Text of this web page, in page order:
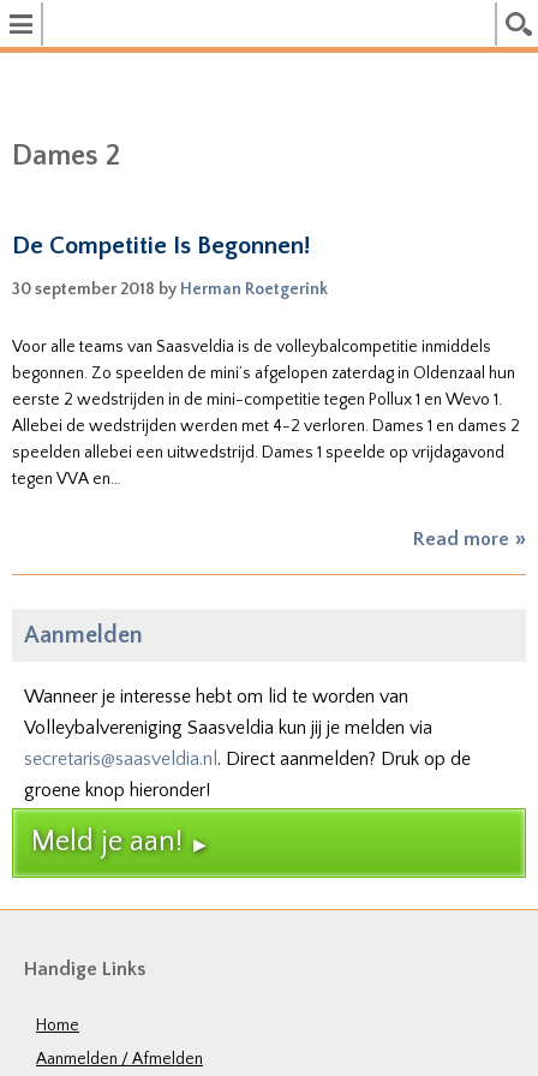
Dames 2
De Competitie Is Begonnen!
30 september 2018 by Herman Roetgerink
Voor alle teams van Saasveldia is de volleybalcompetitie inmiddels
begonnen. Zo speelden de mini’s afgelopen zaterdag in Oldenzaal hun
eerste 2 wedstrijden in de mini-competitie tegen Pollux 1 en Wevo 1.
Allebei de wedstrijden werden met 4-2 verloren. Dames 1 en dames 2
speelden allebei een uitwedstrijd. Dames 1 speelde op vrijdagavond
tegen VVA en…
Read more
Aanmelden
Wanneer je interesse hebt om lid te worden van
Volleybalvereniging Saasveldia kun jij je melden via
secretaris@saasveldia.nl . Direct aanmelden? Druk op de
groene knop hieronder!
Meld je aan!
Handige Links
Home
Aanmelden / Afmelden